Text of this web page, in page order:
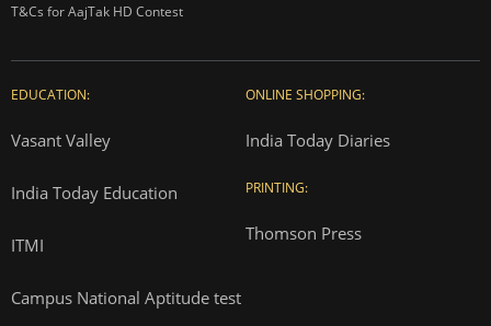
T&Cs for AajTak HD Contest
EDUCATION:
Vasant Valley
India Today Education
ITMI
Campus National Aptitude test
ONLINE SHOPPING:
India Today Diaries
PRINTING:
Thomson Press